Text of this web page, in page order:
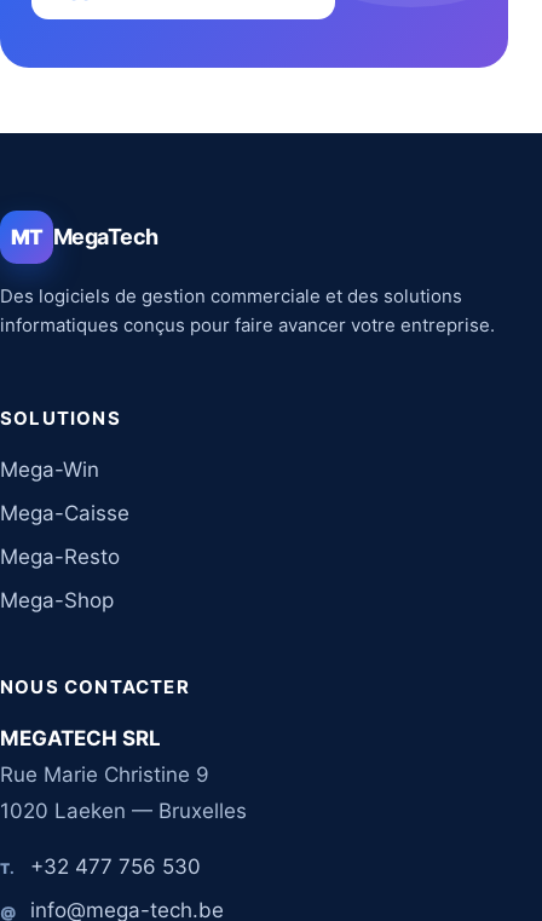
MT MegaTech
Des logiciels de gestion commerciale et des solutions
informatiques conçus pour faire avancer votre entreprise.
SOLUTIONS
Mega-Win
Mega-Caisse
Mega-Resto
Mega-Shop
NOUS CONTACTER
MEGATECH SRL
Rue Marie Christine 9
1020 Laeken — Bruxelles
T. +32 477 756 530
@ info@mega-tech.be